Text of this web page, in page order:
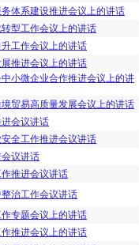
体系建设推进会议上的讲话
型工作会议上的讲话
工作会议上的讲话
推进会议上的讲话
小微企业合作推进会议上的讲
贸易高质量发展会议上的讲话
会议讲话
全工作推进会议讲话
议讲话
推进会议讲话
治工作会议讲话
专题会议上的讲话
推进会议上的讲话